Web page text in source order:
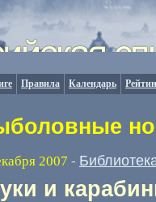
Правила Календарь
2007 -
и